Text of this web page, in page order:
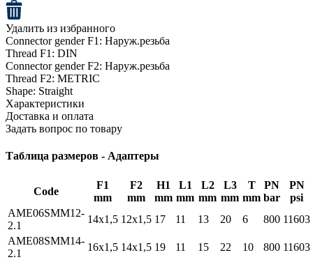
Удалить из избранного
Connector gender F1: Наруж.резьба
Thread F1: DIN
Connector gender F2: Наруж.резьба
Thread F2: METRIC
Shape: Straight
Характеристики
Доставка и оплата
Задать вопрос по товару
Таблица размеров - Адаптеры
Code
F1
mm
F2
mm
H1
mm
L1
mm
L2
mm
L3
mm
T
mm
PN
bar
PN
psi
AME06SMM12-
2.1
14x1,5 12x1,5 17 11 13 20 6 800 11603
AME08SMM14-
2.1
16x1,5 14x1,5 19 11 15 22 10 800 11603